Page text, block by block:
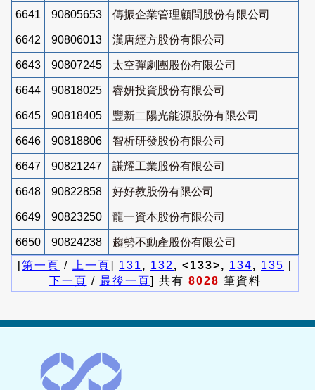
6641 90805653 傳振企業管理顧問股份有限公司
6642 90806013 漢唐經方股份有限公司
6643 90807245 太空彈劇團股份有限公司
6644 90818025 睿妍投資股份有限公司
6645 90818405 豐新二陽光能源股份有限公司
6646 90818806 智析研發股份有限公司
6647 90821247 謙耀工業股份有限公司
6648 90822858 好好教股份有限公司
6649 90823250 龍一資本股份有限公司
6650 90824238
趨勢不動產股份有限公司
[第一頁 / 上一頁] 131 , 132 , <133>, 134, 135 [
下一頁 / 最後一頁] 共有 8028 筆資料